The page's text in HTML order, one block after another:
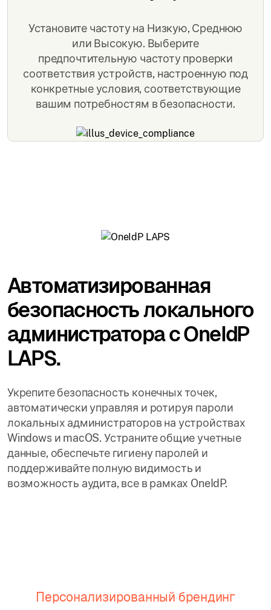
Установите частоту на Низкую, Среднюю
или Высокую. Выберите
предпочтительную частоту проверки
соответствия устройств, настроенную под
конкретные условия, соответствующие
вашим потребностям в безопасности.
Автоматизированная
безопасность локального
администратора с OneIdP
LAPS.
Укрепите безопасность конечных точек,
автоматически управляя и ротируя пароли
локальных администраторов на устройствах
Windows и macOS. Устраните общие учетные
данные, обеспечьте гигиену паролей и
поддерживайте полную видимость и
возможность аудита, все в рамках OneIdP.
Персонализированный брендинг